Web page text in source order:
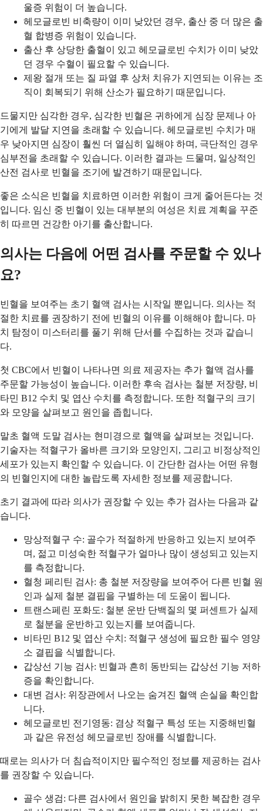
울증 위험이 더 높습니다.
헤모글로빈 비축량이 이미 낮았던 경우, 출산 중 더 많은 출
혈 합병증 위험이 있습니다.
출산 후 상당한 출혈이 있고 헤모글로빈 수치가 이미 낮았
던 경우 수혈이 필요할 수 있습니다.
제왕 절개 또는 질 파열 후 상처 치유가 지연되는 이유는 조
직이 회복되기 위해 산소가 필요하기 때문입니다.
드물지만 심각한 경우, 심각한 빈혈은 귀하에게 심장 문제나 아
기에게 발달 지연을 초래할 수 있습니다. 헤모글로빈 수치가 매
우 낮아지면 심장이 훨씬 더 열심히 일해야 하며, 극단적인 경우
심부전을 초래할 수 있습니다. 이러한 결과는 드물며, 일상적인
산전 검사로 빈혈을 조기에 발견하기 때문입니다.
좋은 소식은 빈혈을 치료하면 이러한 위험이 크게 줄어든다는 것
입니다. 임신 중 빈혈이 있는 대부분의 여성은 치료 계획을 꾸준
히 따르면 건강한 아기를 출산합니다.
의사는 다음에 어떤 검사를 주문할 수 있나
요?
빈혈을 보여주는 초기 혈액 검사는 시작일 뿐입니다. 의사는 적
절한 치료를 권장하기 전에 빈혈의 이유를 이해해야 합니다. 마
치 탐정이 미스터리를 풀기 위해 단서를 수집하는 것과 같습니
다.
첫 CBC에서 빈혈이 나타나면 의료 제공자는 추가 혈액 검사를
주문할 가능성이 높습니다. 이러한 후속 검사는 철분 저장량, 비
타민 B12 수치 및 엽산 수치를 측정합니다. 또한 적혈구의 크기
와 모양을 살펴보고 원인을 좁힙니다.
말초 혈액 도말 검사는 현미경으로 혈액을 살펴보는 것입니다.
기술자는 적혈구가 올바른 크기와 모양인지, 그리고 비정상적인
세포가 있는지 확인할 수 있습니다. 이 간단한 검사는 어떤 유형
의 빈혈인지에 대한 놀랍도록 자세한 정보를 제공합니다.
초기 결과에 따라 의사가 권장할 수 있는 추가 검사는 다음과 같
습니다.
망상적혈구 수: 골수가 적절하게 반응하고 있는지 보여주
며, 젊고 미성숙한 적혈구가 얼마나 많이 생성되고 있는지
를 측정합니다.
혈청 페리틴 검사: 총 철분 저장량을 보여주어 다른 빈혈 원
인과 실제 철분 결핍을 구별하는 데 도움이 됩니다.
트랜스페린 포화도: 철분 운반 단백질의 몇 퍼센트가 실제
로 철분을 운반하고 있는지를 보여줍니다.
비타민 B12 및 엽산 수치: 적혈구 생성에 필요한 필수 영양
소 결핍을 식별합니다.
갑상선 기능 검사: 빈혈과 흔히 동반되는 갑상선 기능 저하
증을 확인합니다.
대변 검사: 위장관에서 나오는 숨겨진 혈액 손실을 확인합
니다.
헤모글로빈 전기영동: 겸상 적혈구 특성 또는 지중해빈혈
과 같은 유전성 헤모글로빈 장애를 식별합니다.
때로는 의사가 더 침습적이지만 필수적인 정보를 제공하는 검사
를 권장할 수 있습니다.
골수 생검: 다른 검사에서 원인을 밝히지 못한 복잡한 경우